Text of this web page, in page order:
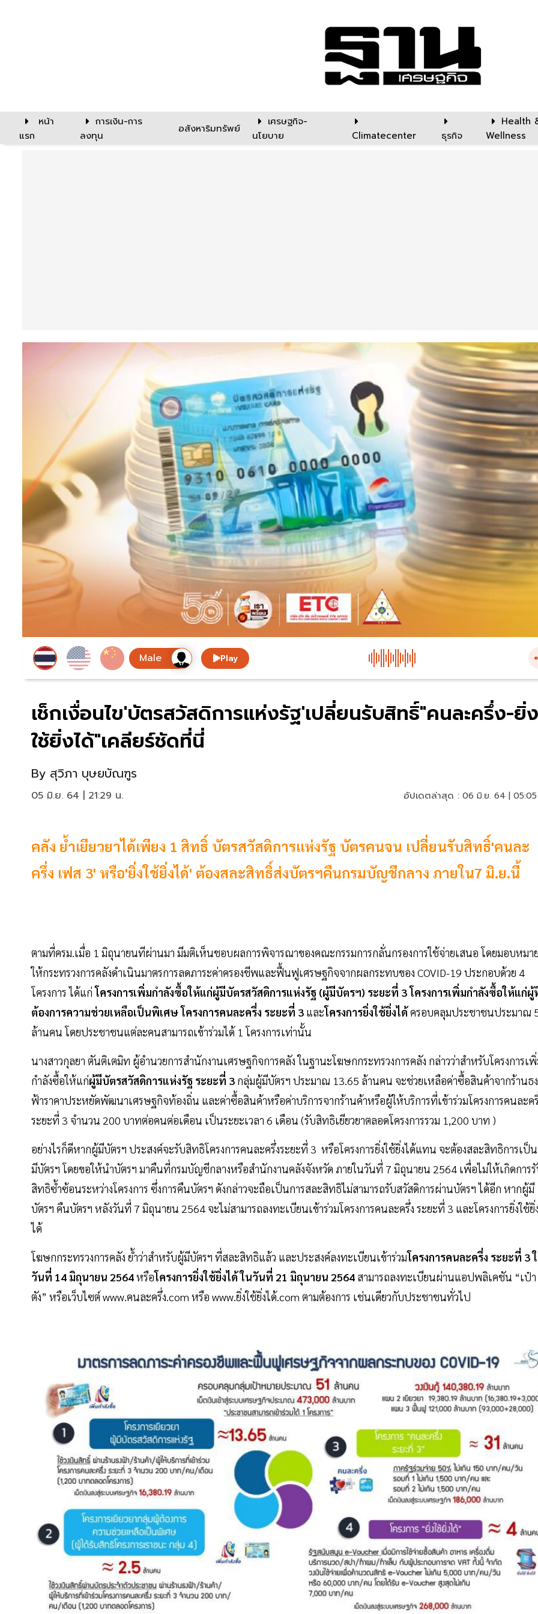
หน้า
แรก
การเงิน-การ
ลงทุน
อสังหาริมทรัพย์
เศรษฐกิจ-
นโยบาย
Climatecenter ธุรกิจ
Health
Wellness
Play
เช็กเงื่อนไข'บัตรสวัสดิการแห่งรัฐ'เปลี่ยนรับสิทธิ์"คนละครึ่ง-ยิ่ง
ใช้ยิ่งได้"เคลียร์ชัดที่นี่
By สุวิภา บุษยบัณฑูร
05 มิ.ย. 64 | 21:29 น. อัปเดตล่าสุด : 06 มิ.ย. 64 |
คลัง ย้ำเยียวยาได้เพียง 1 สิทธิ์ บัตรสวัสดิการแห่งรัฐ บัตรคนจน เปลี่ยนรับสิทธิ์'คนละ
ครึ่ง เฟส 3' หรือ'ยิ่งใช้ยิ่งได้' ต้องสละสิทธิ์ส่งบัตรฯคืนกรมบัญชีกลาง ภายใน7 มิ.ย.นี้
ตามที่ครม.เมื่อ 1 มิถุนายนทีผ่านมา มีมติเห็นชอบผลการพิจารณาของคณะกรรมการกลั่นกรองการใช้จ่ายเสนอ โดยมอบหมาย
ให้กระทรวงการคลังดำเนินมาตรการลดภาระค่าครองชีพและฟื้นฟูเศรษฐกิจจากผลกระทบของ COVID-19 ประกอบด้วย 4
โครงการ ได้แก่โครงการเพิ่มกำลังซื้อให้แก่ผู้มีบัตรสวัสดิการแห่งรัฐ (ผู้มีบัตรฯ) ระยะที่ 3 โครงการเพิ่มกำลังซื้อให้แก่ผู้
ต้องการความช่วยเหลือเป็นพิเศษ โครงการคนละครึ่ง ระยะที่ 3 และโครงการยิ่งใช้ยิ่งได้ครอบคลุมประชาชนประมาณ
ล้านคน โดยประชาชนแต่ละคนสามารถเข้าร่วมได้ 1 โครงการเท่านั้น
นางสาวกุลยา ตันติเตมิท ผู้อำนวยการสำนักงานเศรษฐกิจการคลัง ในฐานะโฆษกกระทรวงการคลัง กล่าวว่าสำหรับโครงการเ
กำลังซื้อให้แก่ผู้มีบัตรสวัสดิการแห่งรัฐ ระยะที่ 3 กลุ่มผู้มีบัตรฯ ประมาณ 13.65 ล้านคน จะช่วยเหลือค่าซื้อสินค้าจากร้านธง
ฟ้าราคาประหยัดพัฒนาเศรษฐกิจท้องถิ่น และค่าซื้อสินค้าหรือค่าบริการจากร้านค้าหรือผู้ให้บริการที่เข้าร่วมโครงการคนละค
ระยะที่ 3 จำนวน 200 บาทต่อคนต่อเดือน เป็นระยะเวลา 6 เดือน (รับสิทธิเยียวยาตลอดโครงการรวม 1,200 บาท )
อย่างไรก็ดีหากผู้มีบัตรฯ ประสงค์จะรับสิทธิโครงการคนละครึ่งระยะที่ 3 หรือโครงการยิ่งใช้ยิ่งได้แทน จะต้องสละสิทธิการเป็
มีบัตรฯ โดยขอให้นำบัตรฯ มาคืนที่กรมบัญชีกลางหรือสำนักงานคลังจังหวัด ภายในวันที่ 7 มิถุนายน 2564 เพื่อไม่ให้เกิดการ
สิทธิซ้ำซ้อนระหว่างโครงการ ซึ่งการคืนบัตรฯ ดังกล่าวจะถือเป็นการสละสิทธิไม่สามารถรับสวัสดิการผ่านบัตรฯ ได้อีก หากผู้มี
บัตรฯ คืนบัตรฯ หลังวันที่ 7 มิถุนายน 2564 จะไม่สามารถลงทะเบียนเข้าร่วมโครงการคนละครึ่ง ระยะที่ 3 และโครงการยิ่งใช้ยิ่ง
ได้
โฆษกกระทรวงการคลัง ย้ำว่าสำหรับผู้มีบัตรฯ ที่สละสิทธิแล้ว และประสงค์ลงทะเบียนเข้าร่วมโครงการคนละครึ่ง ระยะที่ 3
วันที่ 14 มิถุนายน 2564หรือโครงการยิ่งใช้ยิ่งได้ ในวันที่ 21 มิถุนายน 2564 สามารถลงทะเบียนผ่านแอปพลิเคชัน “เป๋า
ตัง” หรือเว็บไซต์ www.คนละครึ่ง.com หรือ www.ยิ่งใช้ยิ่งได้.com ตามต้องการ เช่นเดียวกับประชาชนทั่วไป